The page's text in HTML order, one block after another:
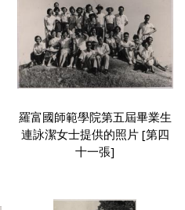
羅富國師範學院第五屆畢業生
連詠潔女士提供的照片 [第四
十一張]